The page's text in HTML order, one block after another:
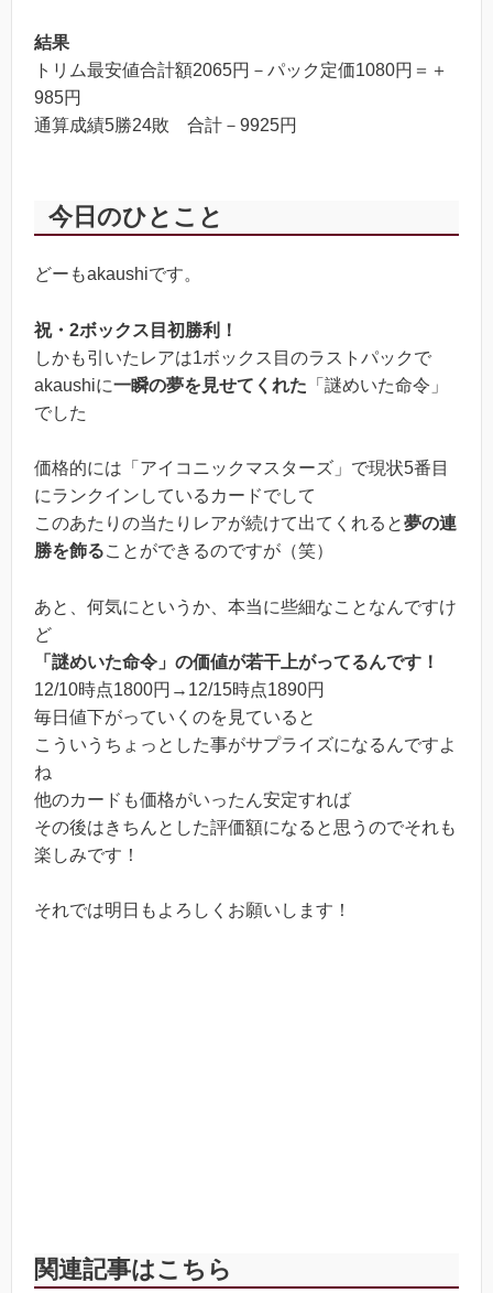
狙い撃ち（FOIL）
結果
トリム最安値合計額2065円－パック定価1080円＝＋
985円
通算成績5勝24敗 合計－9925円
今日のひとこと
どーもakaushiです。
祝・2ボックス目初勝利！
しかも引いたレアは1ボックス目のラストパックで
akaushiに一瞬の夢を見せてくれた 「謎めいた命令」
でした
価格的には「アイコニックマスターズ」で現状5番目
にランクインしているカードでして
このあたりの当たりレアが続けて出てくれると夢の連
勝を飾ることができるのですが（笑）
あと、何気にというか、本当に些細なことなんですけ
ど
「謎めいた命令」の価値が若干上がってるんです！
12/10時点1800円→12/15時点1890円
毎日値下がっていくのを見ていると
こういうちょっとした事がサプライズになるんですよ
ね
他のカードも価格がいったん安定すれば
その後はきちんとした評価額になると思うのでそれも
楽しみです！
それでは明日もよろしくお願いします！
関連記事はこちら